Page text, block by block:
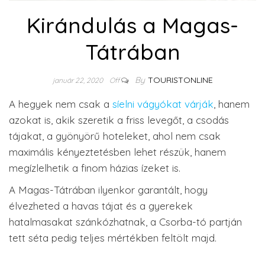
Kirándulás a Magas-
Tátrában
január 22, 2020 Off By TOURISTONLINE
A hegyek nem csak a síelni vágyókat várják , hanem
azokat is, akik szeretik a friss levegőt, a csodás
tájakat, a gyönyörű hoteleket, ahol nem csak
maximális kényeztetésben lehet részük, hanem
megízlelhetik a finom házias ízeket is.
A Magas-Tátrában ilyenkor garantált, hogy
élvezheted a havas tájat és a gyerekek
hatalmasakat szánkózhatnak, a Csorba-tó partján
tett séta pedig teljes mértékben feltölt majd.